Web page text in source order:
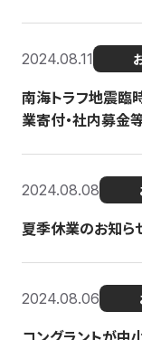
2024.08.11
南海トラフ地震臨
業寄付・社内募金
2024.08.08
夏季休業のお知ら
2024.08.06